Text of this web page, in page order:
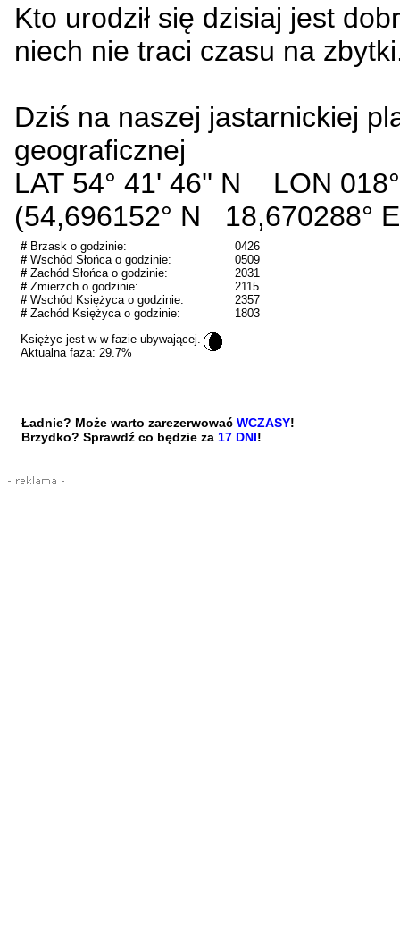
Kto urodził się dzisiaj jest
niech nie traci czasu na
Dziś na naszej jastarnickiej
geograficznej
LAT 54° 41' 46'' N LON
(54,696152° N 18,670288°
# Brzask o godzinie:
# Wschód Słońca o godzinie:
# Zachód Słońca o godzinie:
# Zmierzch o godzinie:
# Wschód Księżyca o godzinie:
# Zachód Księżyca o godzinie:
0426
0509
2031
2115
2357
1803
Księżyc jest w w fazie ubywającej.
Aktualna faza: 29.7%
Ładnie? Może warto zarezerwować WCZASY!
Brzydko? Sprawdź co będzie za 17 DNI!